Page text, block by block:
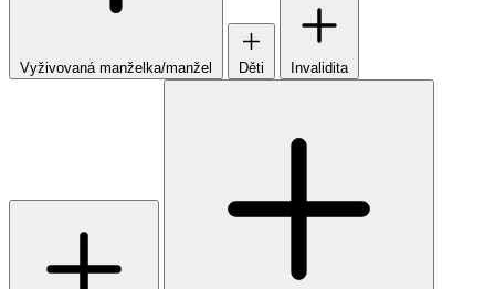
Vyživovaná manželka/manžel Děti Invalidita